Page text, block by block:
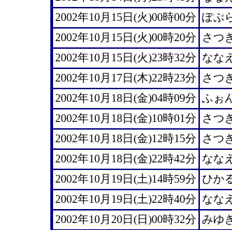
2002年10月15日(火)00時00分 ぽぷ
2002年10月15日(火)00時20分
さつ
2002年10月15日(火)23時32分 ななえ
2002年10月17日(木)22時23分
さつ
2002年10月18日(金)04時09分 ふぉ
2002年10月18日(金)10時01分
さつ
2002年10月18日(金)12時15分
さつ
2002年10月18日(金)22時42分 ななえ
2002年10月19日(土)14時59分 ひか
2002年10月19日(土)22時40分 ななえ
2002年10月20日(日)00時32分 みゆ